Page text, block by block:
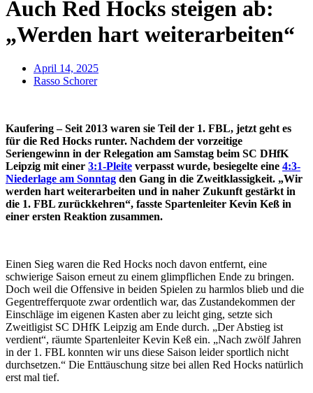
Auch Red Hocks steigen ab:
„Werden hart weiterarbeiten“
April 14, 2025
Rasso Schorer
Kaufering – Seit 2013 waren sie Teil der 1. FBL, jetzt geht es
für die Red Hocks runter. Nachdem der vorzeitige
Seriengewinn in der Relegation am Samstag beim SC DHfK
Leipzig mit einer 3:1-Pleite verpasst wurde, besiegelte eine 4:3-
Niederlage am Sonntag den Gang in die Zweitklassigkeit. „Wir
werden hart weiterarbeiten und in naher Zukunft gestärkt in
die 1. FBL zurückkehren“, fasste Spartenleiter Kevin Keß in
einer ersten Reaktion zusammen.
Einen Sieg waren die Red Hocks noch davon entfernt, eine
schwierige Saison erneut zu einem glimpflichen Ende zu bringen.
Doch weil die Offensive in beiden Spielen zu harmlos blieb und die
Gegentrefferquote zwar ordentlich war, das Zustandekommen der
Einschläge im eigenen Kasten aber zu leicht ging, setzte sich
Zweitligist SC DHfK Leipzig am Ende durch. „Der Abstieg ist
verdient“, räumte Spartenleiter Kevin Keß ein. „Nach zwölf Jahren
in der 1. FBL konnten wir uns diese Saison leider sportlich nicht
durchsetzen.“ Die Enttäuschung sitze bei allen Red Hocks natürlich
erst mal tief.